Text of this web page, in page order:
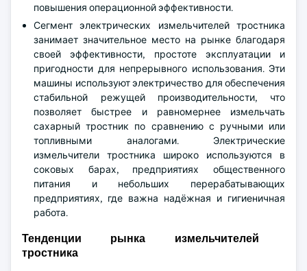
повышения операционной эффективности.
Сегмент электрических измельчителей тростника
занимает значительное место на рынке благодаря
своей эффективности, простоте эксплуатации и
пригодности для непрерывного использования. Эти
машины используют электричество для обеспечения
стабильной режущей производительности, что
позволяет быстрее и равномернее измельчать
сахарный тростник по сравнению с ручными или
топливными аналогами. Электрические
измельчители тростника широко используются в
соковых барах, предприятиях общественного
питания и небольших перерабатывающих
предприятиях, где важна надёжная и гигиеничная
работа.
Тенденции рынка измельчителей
тростника